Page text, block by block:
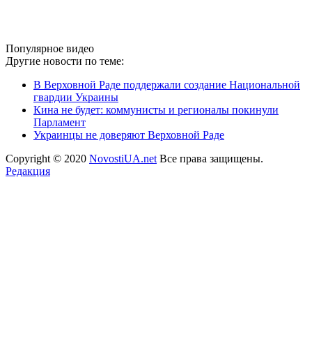
Популярное видео
Другие новости по теме:
В Верховной Раде поддержали создание Национальной
гвардии Украины
Кина не будет: коммунисты и регионалы покинули
Парламент
Украинцы не доверяют Верховной Раде
Copyright © 2020 NovostiUA.net Все права защищены.
Редакция